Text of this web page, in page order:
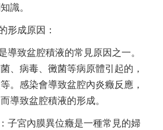
識。
形成原因：
導致盆腔積液的常見原因之一。
、病毒、黴菌等病原體引起的，
。感染會導致盆腔內炎癥反應，
導致盆腔積液的形成。
子宮內膜異位癥是一種常見的婦